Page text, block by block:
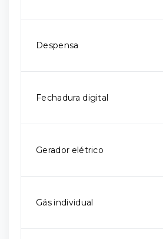
Despensa
Fechadura digital
Gerador elétrico
Gás individual